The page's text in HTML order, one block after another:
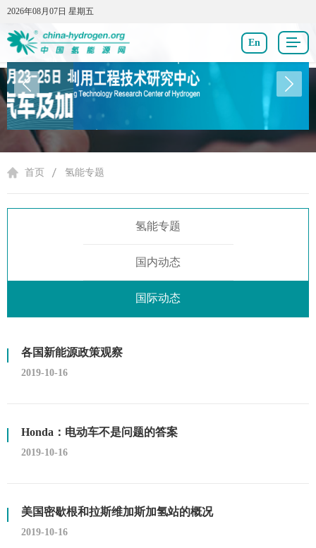
2026年08月07日 星期五
2026年08月07日 星期五
En
首页 氢能专题
氢能专题
国内动态
国际动态
各国新能源政策观察
2019-10-16
Honda：电动车不是问题的答案
2019-10-16
美国密歇根和拉斯维加斯加氢站的概况
2019-10-16